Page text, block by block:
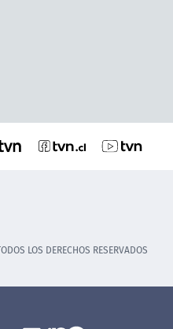
LOS DERECHOS RESERVADOS